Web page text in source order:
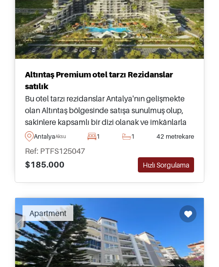
Altıntaş Premium otel tarzı Rezidanslar
satılık
Bu otel tarzı rezidanslar Antalya'nın gelişmekte
olan Altıntaş bölgesinde satışa sunulmuş olup,
sakinlere kapsamlı bir dizi olanak ve imkânlarla
donatılmış 5 yıldızlı güzel bir kompleksin
AntalyaAksu 1 1 42 metrekare
Ref: PTFS125047
$185.000
Hızlı Sorgulama
Apartment